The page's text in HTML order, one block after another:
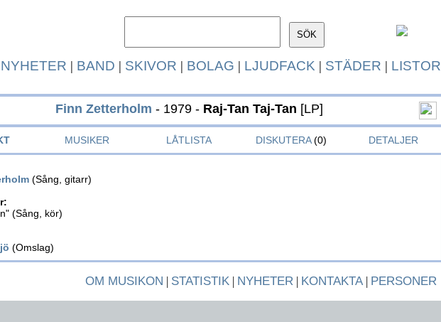
NYHETER | BAND | SKIVOR | BOLAG | LJUDFACK | STÄDER | LISTOR
Finn Zetterholm - 1979 - Raj-Tan Taj-Tan [LP]
MUSIKER LÅTLISTA DISKUTERA(0) DETALJER
(Sång, gitarr)
(Sång, kör)
(Omslag)
OM MUSIKON | STATISTIK| NYHETER| KONTAKTA| PERSONER